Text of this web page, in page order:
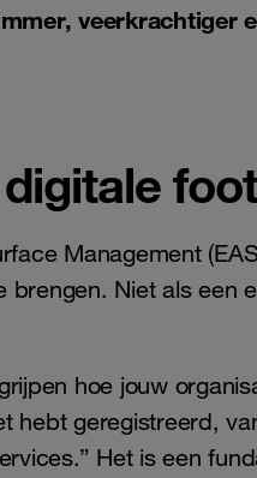
veerkrachtiger
Management
brengen. Niet als een
hoe jouw
hebt geregistreerd,
Het is een